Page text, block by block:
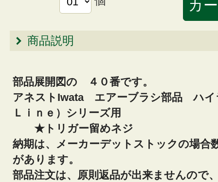
商品説明
部品展開図の ４０番です。
アネストIwata エアーブラシ部品 ハ
Ｌｉｎｅ）シリーズ用
★トリガー留めネジ
納期は、メーカーデットストックの場合
があります。
部品注文は、原則返品が出来ませんので